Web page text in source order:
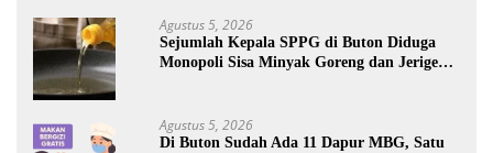
Agustus 5, 2026
Sejumlah Kepala SPPG di Buton Diduga
Monopoli Sisa Minyak Goreng dan Jerigen
Agustus 5, 2026
Di Buton Sudah Ada 11 Dapur MBG, Satu